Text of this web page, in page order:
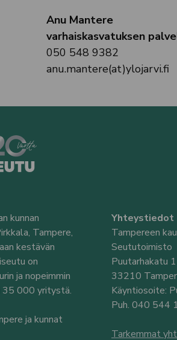
Anu Mantere
varhaiskasvatuksen
050 548 9382
anu.mantere(at)ylojarvi.fi
kunnan
Tampere,
kestävän
on
ja nopeimmin
35 000 yritystä.
ja kunnat
Yhteystiedot
Tampereen
Seututoimisto
Puutarhakatu
33210
Käyntiosoite:
Puh. 040 544
Tarkemmat